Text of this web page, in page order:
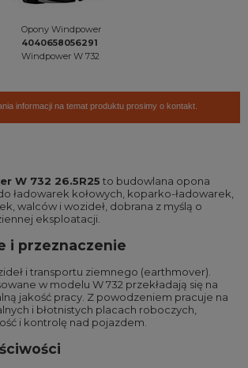
Opony Windpower
4040658056291
Windpower W 732
informacji na temat produktu prosimy o kontakt.
W 732 26.5R25 to budowlana opona
ładowarek kołowych, koparko-ładowarek,
walców i wozideł, dobrana z myślą o
eksploatacji.
i przeznaczenie
i transportu ziemnego (earthmover).
w modelu W 732 przekładają się na
jakość pracy. Z powodzeniem pracuje na
i błotnistych placach roboczych,
i kontrolę nad pojazdem.